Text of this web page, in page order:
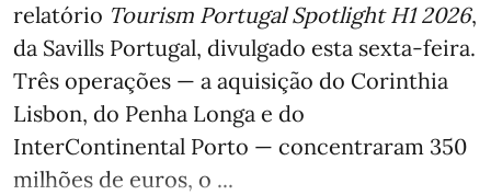
relatório Tourism Portugal Spotlight H1 2026,
da Savills Portugal, divulgado esta sexta-feira.
Três operações — a aquisição do Corinthia
Lisbon, do Penha Longa e do
InterContinental Porto — concentraram 350
milhões de euros, o ...